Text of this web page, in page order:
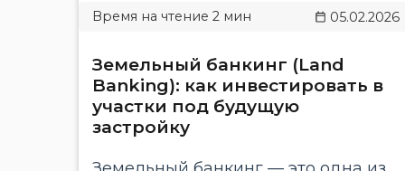
05.02.2026
Земельный банкинг (Land
Banking): как инвестировать в
участки под будущую
застройку